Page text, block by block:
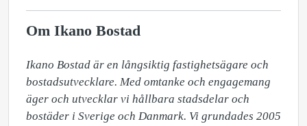
Om Ikano Bostad
Ikano Bostad är en långsiktig fastighetsägare och
bostadsutvecklare. Med omtanke och engagemang
äger och utvecklar vi hållbara stadsdelar och
bostäder i Sverige och Danmark. Vi grundades 2005